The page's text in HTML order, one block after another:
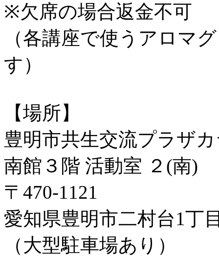
※欠席の場合返金不可
（各講座で使うアロマ
す）
【場所】
豊明市共生交流プラザ
南館３階 活動室 ２(南)
〒470-1121
愛知県豊明市二村台1丁
（大型駐車場あり）